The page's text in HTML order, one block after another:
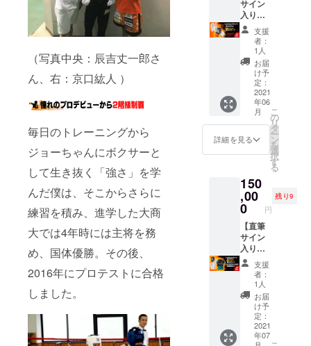
（写真中央：辰吉丈一郎さ
ん、右：京口紘人 ）
毎日のトレーニングから
ジョーちゃんにボクサーと
して生き抜く「強さ」を学
んだ僕は、そこからさらに
練習を積み、進学した大商
大では4年時には主将を務
め、国体優勝。その後、
2016年にプロテストに合格
しました。
承くだ
さい
り大き
めです
※写真と
実際の
商品は
異なる
場合が
ござい
ます。
※デザイ
ンは変
更にな
る場合
受注生
産のた
め、お
届けに
お時間
をいた
だきま
す。 ※
ご支援
確定後
の返
金・
キャン
セル・
交換
写真と
実際の
商品は
異なる
場合が
ござい
ます。
※デザイ
ンは変
更にな
る場合
がござ
いま
め、お
届けに
お時間
をいた
だきま
す。 ※
ご支援
確定後
の返
金・
キャン
セル・
交換
は、対
応いた
人
（S/M/L
/XL） ・
デザイ
ン：背
面のみ
・素
材：ポ
リエス
テル
100％
◎本人
も愛用
中！伸
縮性が
動きや
すく、
見た目
も
ジャー
ジのよ
うな感
じなの
で、ダ
イエッ
トなど
にもオ
ススメ
です。
※イン
サイン
入り限
定グ
ロー
ブ】 ク
ラウド
ファン
ディン
グ限定
商品 ・
試合で
も使用
してい
る本格
モデル
筆サイ
ン入り
・京口
選手の
愛
称"MA
D
BOY"ロ
ゴ入り
・サイ
ズ：
8oz（1
双） ・
日本で
開発お
支援
者：
1人
お届
け予
定：
2021
年06
月
詳細を見る
こ
の
リ
タ
ー
ン
を
選
択
す
る
150
,00
0 円
残り9
【直筆
サイン
入りグ
ローブ
＆試合
で使用
するポ
ンチョ
裏地に
支援者
名前記
支援
者：
1人
お届
け予
定：
2021
年07